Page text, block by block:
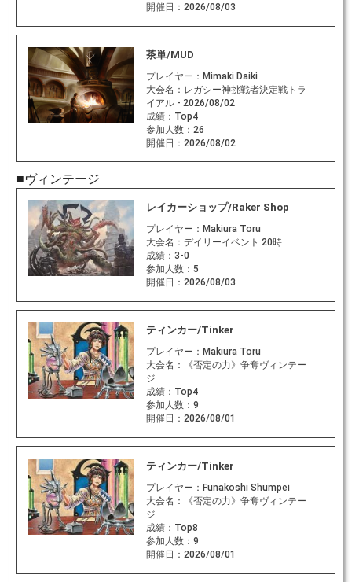
開催日： 2026/08/03
茶単/MUD
プレイヤー： Mimaki Daiki
大会名： レガシー神挑戦者決定戦トラ
イアル - 2026/08/02
成績： Top4
参加人数： 26
開催日： 2026/08/02
■ヴィンテージ
レイカーショップ/Raker Shop
プレイヤー： Makiura Toru
大会名： デイリーイベント 20時
成績： 3-0
参加人数： 5
開催日： 2026/08/03
ティンカー/Tinker
プレイヤー： Makiura Toru
大会名：
《否定の力》争奪ヴィンテー
ジ
成績： Top4
参加人数： 9
開催日： 2026/08/01
ティンカー/Tinker
プレイヤー： Funakoshi Shumpei
大会名：
《否定の力》争奪ヴィンテー
ジ
成績： Top8
参加人数： 9
開催日： 2026/08/01